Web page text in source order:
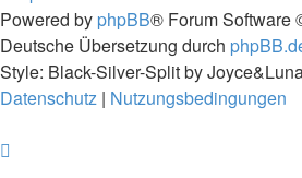
Powered by phpBB® Forum Software
Deutsche Übersetzung durch
Style: Black-Silver-Split by
Datenschutz | Nutzungsbedingungen